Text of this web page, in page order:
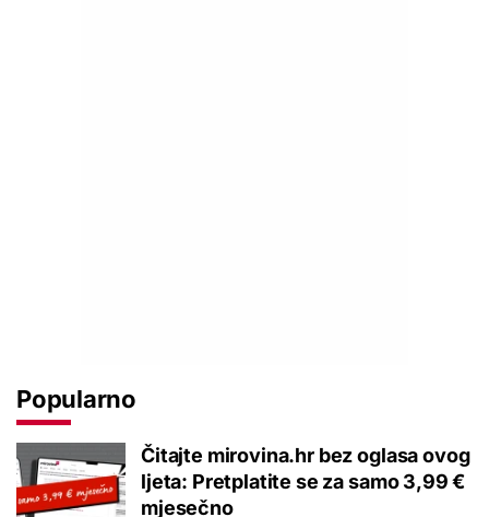
Popularno
Čitajte mirovina.hr bez oglasa ovog
ljeta: Pretplatite se za samo 3,99 €
mjesečno